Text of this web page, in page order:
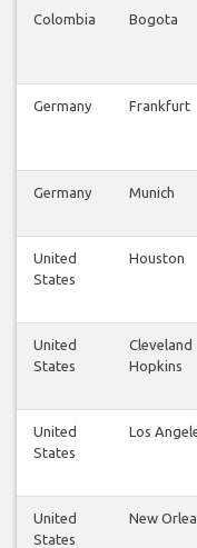
Colombia Bogota
Germany Frankfurt
Germany Munich
United
States
Houston
United
States
Cleveland
Hopkins
United
States
Los
United
States
New